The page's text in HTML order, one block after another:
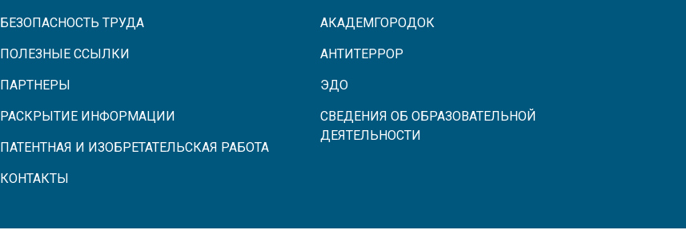
БЕЗОПАСНОСТЬ ТРУДА
ПОЛЕЗНЫЕ ССЫЛКИ
ПАРТНЕРЫ
РАСКРЫТИЕ ИНФОРМАЦИИ
ПАТЕНТНАЯ И ИЗОБРЕТАТЕЛЬСКАЯ РАБОТА
КОНТАКТЫ
АКАДЕМГОРОДОК
АНТИТЕРРОР
ЭДО
СВЕДЕНИЯ ОБ ОБРАЗОВАТЕЛЬНОЙ
ДЕЯТЕЛЬНОСТИ